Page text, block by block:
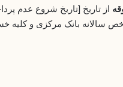
از تاریخ [تاریخ شروع عدم
سالانه بانک مرکزی و کلیه